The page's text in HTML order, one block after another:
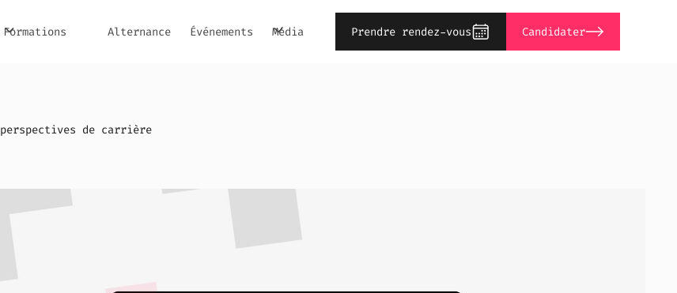
Formations Alternance Événements Média Prendre rendez-vous Candidater
de carrière